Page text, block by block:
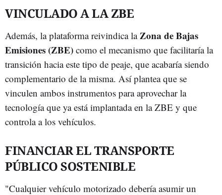
VINCULADO A LA ZBE
Además, la plataforma reivindica laZona de Bajas
Emisiones (ZBE) como el mecanismo que facilitaría la
transición hacia este tipo de peaje, que acabaría siendo
complementario de la misma. Así plantea que se
vinculen ambos instrumentos para aprovechar la
tecnología que ya está implantada en la ZBE y que
controla a los vehículos.
FINANCIAR EL TRANSPORTE
PÚBLICO SOSTENIBLE
"Cualquier vehículo motorizado debería asumir un